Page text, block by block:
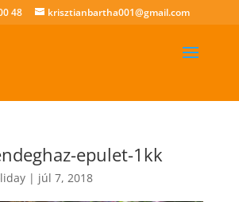
48 krisztianbartha001@gmail.com
epulet-1kk
| júl 7, 2018